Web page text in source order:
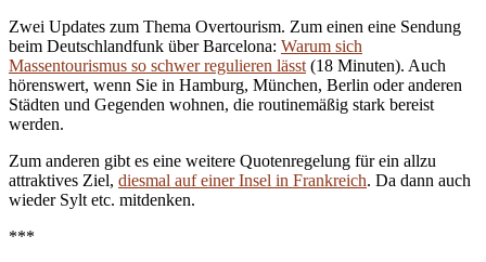
Zwei Updates zum Thema Overtourism. Zum einen eine Sendung
beim Deutschlandfunk über Barcelona: Warum sich
Massentourismus so schwer regulieren lässt (18 Minuten). Auch
hörenswert, wenn Sie in Hamburg, München, Berlin oder anderen
Städten und Gegenden wohnen, die routinemäßig stark bereist
werden.
Zum anderen gibt es eine weitere Quotenregelung für ein allzu
attraktives Ziel, diesmal auf einer Insel in Frankreich. Da dann auch
wieder Sylt etc. mitdenken.
***